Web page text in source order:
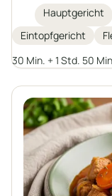
Paprika,
säuerlichen
Familienessen
Schupfnudeln,
Hauptgericht
Eintopfgericht
30 Min. + 1 Std. 50